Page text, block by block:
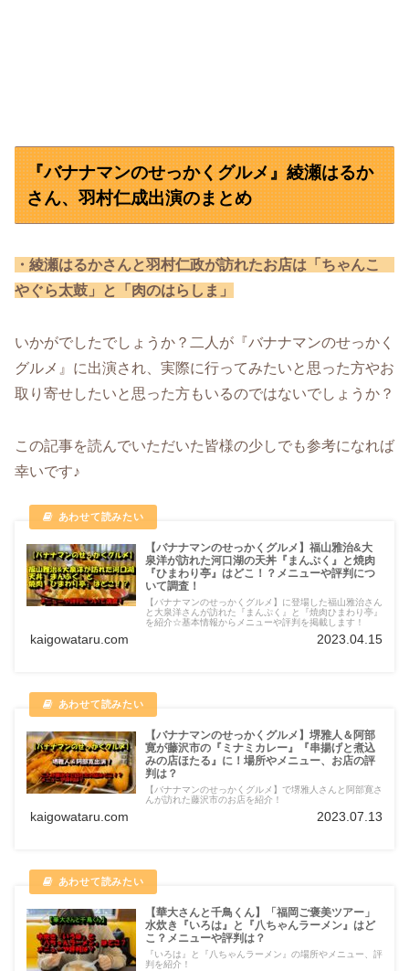
『バナナマンのせっかくグルメ』綾瀬はるか
さん、羽村仁成出演のまとめ
・綾瀬はるかさんと羽村仁政が訪れたお店は「ちゃんこ
やぐら太鼓」と「肉のはらしま」
いかがでしたでしょうか？二人が『バナナマンのせっかく
グルメ』に出演され、実際に行ってみたいと思った方やお
取り寄せしたいと思った方もいるのではないでしょうか？
この記事を読んでいただいた皆様の少しでも参考になれば
幸いです♪
【バナナマンのせっかくグルメ】福山雅治&大
泉洋が訪れた河口湖の天丼『まんぷく』と焼肉
『ひまわり亭』はどこ！？メニューや評判につ
いて調査！
【バナナマンのせっかくグルメ】に登場した福山雅治さん
と大泉洋さんが訪れた『まんぷく』と『焼肉ひまわり亭』
を紹介☆基本情報からメニューや評判を掲載します！
kaigowataru.com 2023.04.15
【バナナマンのせっかくグルメ】堺雅人＆阿部
寛が藤沢市の『ミナミカレー』『串揚げと煮込
みの店ほたる』に！場所やメニュー、お店の評
判は？
【バナナマンのせっかくグルメ】で堺雅人さんと阿部寛さ
んが訪れた藤沢市のお店を紹介！
kaigowataru.com 2023.07.13
【華大さんと千鳥くん】「福岡ご褒美ツアー」
水炊き『いろは』と『八ちゃんラーメン』はど
こ？メニューや評判は？
『いろは』と『八ちゃんラーメン』の場所やメニュー、評
判を紹介！